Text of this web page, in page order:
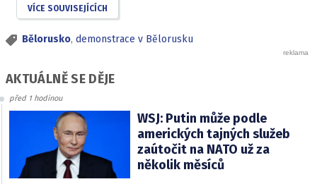
VÍCE SOUVISEJÍCÍCH
Bělorusko, demonstrace v Bělorusku
AKTUÁLNĚ SE DĚJE
před 1 hodinou
WSJ: Putin může podle
amerických tajných služeb
zaútočit na NATO už za
několik měsíců